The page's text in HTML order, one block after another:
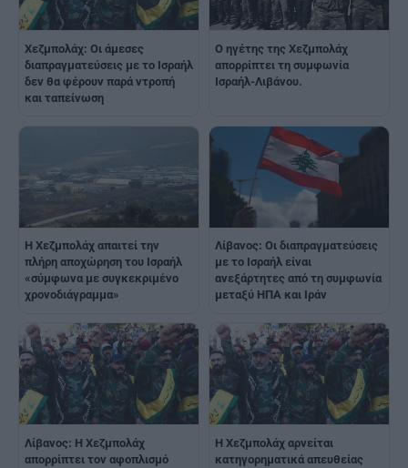
Χεζμπολάχ: Οι άμεσες
διαπραγματεύσεις με το Ισραήλ
δεν θα φέρουν παρά ντροπή
και ταπείνωση
Ο ηγέτης της Χεζμπολάχ
απορρίπτει τη συμφωνία
Ισραήλ-Λιβάνου.
Η Χεζμπολάχ απαιτεί την
πλήρη αποχώρηση του Ισραήλ
«σύμφωνα με συγκεκριμένο
χρονοδιάγραμμα»
Λίβανος: Οι διαπραγματεύσεις
με το Ισραήλ είναι
ανεξάρτητες από τη συμφωνία
μεταξύ ΗΠΑ και Ιράν
Λίβανος: Η Χεζμπολάχ
απορρίπτει τον αφοπλισμό
Η Χεζμπολάχ αρνείται
κατηγορηματικά απευθείας